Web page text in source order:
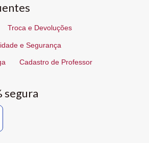
Troca e Devoluções
e Segurança
Cadastro de Professor
segura